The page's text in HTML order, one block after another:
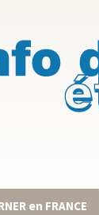
en FRANCE